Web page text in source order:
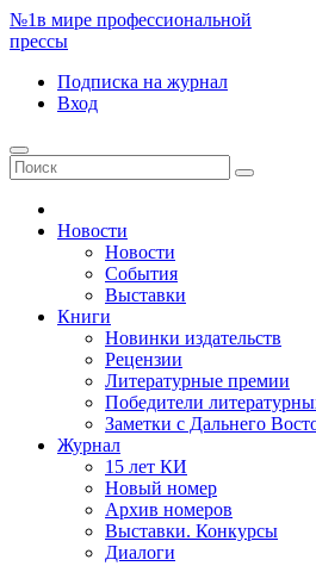
№1в мире профессиональной
прессы
Подписка на журнал
Вход
Новости
Новости
События
Выставки
Книги
Новинки издательств
Рецензии
Литературные премии
Победители
Заметки с Дальнего
Журнал
15 лет КИ
Новый номер
Архив номеров
Выставки. Конкурсы
Диалоги